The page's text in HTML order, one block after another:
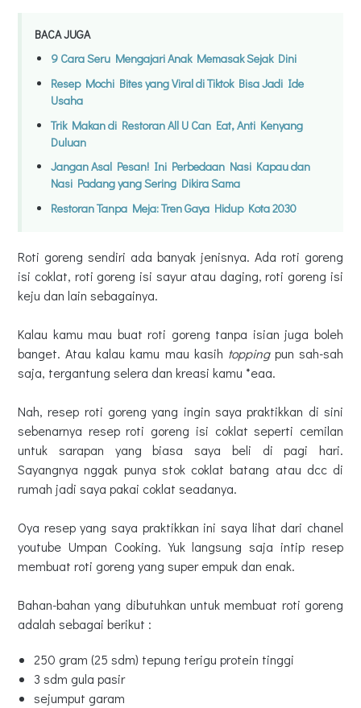
BACA JUGA
9 Cara Seru Mengajari Anak Memasak Sejak Dini
Resep Mochi Bites yang Viral di Tiktok Bisa Jadi Ide
Usaha
Trik Makan di Restoran All U Can Eat, Anti Kenyang
Duluan
Jangan Asal Pesan! Ini Perbedaan Nasi Kapau dan
Nasi Padang yang Sering Dikira Sama
Restoran Tanpa Meja: Tren Gaya Hidup Kota 2030
Roti goreng sendiri ada banyak jenisnya. Ada roti goreng
isi coklat, roti goreng isi sayur atau daging, roti goreng isi
keju dan lain sebagainya.
Kalau kamu mau buat roti goreng tanpa isian juga boleh
banget. Atau kalau kamu mau kasih toppingpun sah-sah
saja, tergantung selera dan kreasi kamu *eaa.
Nah, resep roti goreng yang ingin saya praktikkan di sini
sebenarnya resep roti goreng isi coklat seperti cemilan
untuk sarapan yang biasa saya beli di pagi hari.
Sayangnya nggak punya stok coklat batang atau dcc di
rumah jadi saya pakai coklat seadanya.
Oya resep yang saya praktikkan ini saya lihat dari chanel
youtube Umpan Cooking. Yuk langsung saja intip resep
membuat roti goreng yang super empuk dan enak.
Bahan-bahan yang dibutuhkan untuk membuat roti goreng
adalah sebagai berikut :
250 gram (25 sdm) tepung terigu protein tinggi
3 sdm gula pasir
sejumput garam